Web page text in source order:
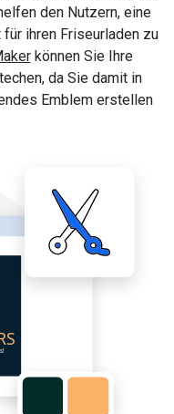
den Nutzern, eine
ihren Friseurladen zu
können Sie Ihre
da Sie damit in
Emblem erstellen